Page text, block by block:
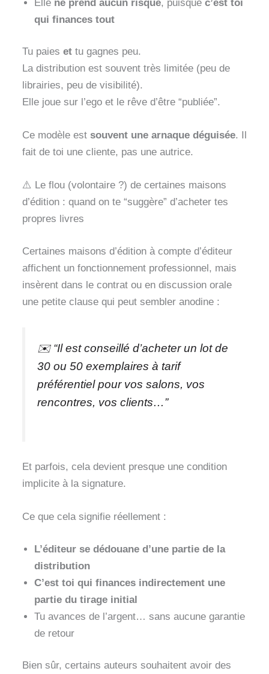
Elle ne prend aucun risque, puisque c’est toi
qui finances tout
Tu paies et tu gagnes peu.
La distribution est souvent très limitée (peu de
librairies, peu de visibilité).
Elle joue sur l’ego et le rêve d’être “publiée”.
Ce modèle est souvent une arnaque déguisée. Il
fait de toi une cliente, pas une autrice.
⚠️ Le flou (volontaire ?) de certaines maisons
d’édition : quand on te “suggère” d’acheter tes
propres livres
Certaines maisons d’édition à compte d’éditeur
affichent un fonctionnement professionnel, mais
insèrent dans le contrat ou en discussion orale
une petite clause qui peut sembler anodine :
✉️ “Il est conseillé d’acheter un lot de
30 ou 50 exemplaires à tarif
préférentiel pour vos salons, vos
rencontres, vos clients…”
Et parfois, cela devient presque une condition
implicite à la signature.
Ce que cela signifie réellement :
L’éditeur se dédouane d’une partie de la
distribution
C’est toi qui finances indirectement une
partie du tirage initial
Tu avances de l’argent… sans aucune garantie
de retour
Bien sûr, certains auteurs souhaitent avoir des